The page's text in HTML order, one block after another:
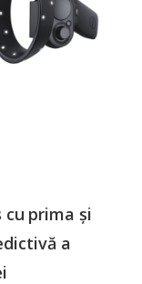
cu prima şi
a